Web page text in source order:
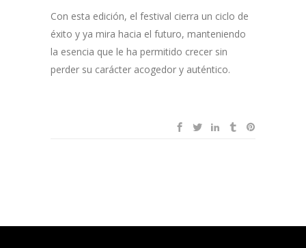
Con esta edición, el festival cierra un ciclo de
éxito y ya mira hacia el futuro, manteniendo
la esencia que le ha permitido crecer sin
perder su carácter acogedor y auténtico.